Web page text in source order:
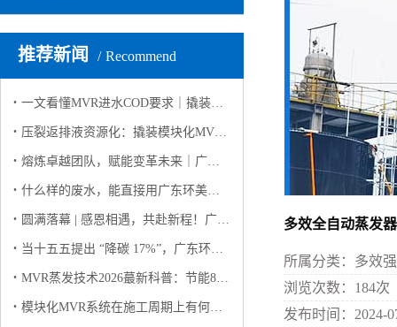
推荐新闻 Recommend
一文看懂MVR进水COD要求｜撬装模块化MVR高有机废水稳定运行解决方案
压裂返排液资源化：撬装模块化MVR如何实现 “废水变资源”？
熔炼卓越团队，赋能变革未来｜广东环美英西峰林两日团建纪实
什么样的废水，能直接用广东环美撬装模块化 MVR蒸发系统？（客户高频问答版）
圆满落幕 | 感恩相遇，共赴新程！广东环美上海环博会之行完美收官
当十五五提出 “降碳 17%”，广东环美用撬装模块化MVR蒸发系统给出工业废水 “零碳” 解决方案
MVR蒸发技术2026蕞新科普：节能80%+，工业零排放的“隐形功臣”
模块化MVR系统在施工周期上有何优势？
多效全自动蒸发器
所属分类： 多效
浏览次数： 184次
发布时间： 2024-